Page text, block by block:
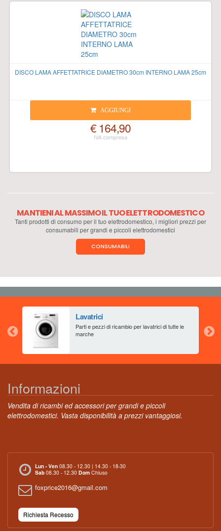
DISCO LAMA AFFETTATRICE DIAMETRO 30cm INTERNO LAMA 25cm
AGGIUNGI
€ 164,90
MANTIENI AL MASSIMO IL TUO ELETTRODOMESTICO
Tanti prodotti di consumo per il tuo elettrodomestico, i migliori prezzi per
consumabili per grandi e piccoli elettrodomestici
CONSUMABILI
Lavatrici
Parti e pezzi di ricambio per lavatrici di tutte le
marche
Informazioni
Vendita di ricambi ed accessori per grandi e piccoli
elettrodomestici. Vasta disponibilità a prezzi vantaggiosi.
Lun - Ven 08.30 - 12.30 | 14.30 - 18-30
Sab 08.30 - 12.30 Dom Chiuso
foxprice2016@gmail.com
Richiesta Recesso